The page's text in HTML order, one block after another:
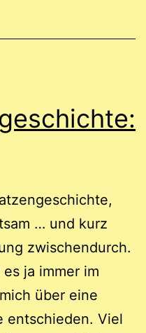
… und kurz
zwischendurch.
ja immer im
über eine
entschieden. Viel